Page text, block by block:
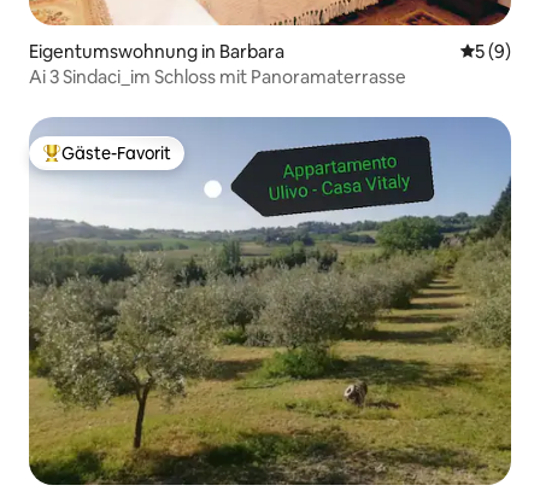
Eigentumswohnung in Barbara
5 (9)
Ai 3 Sindaci_im Schloss mit Panoramaterrasse
Beliebter Gäste-Favorit.
Gäste-Favorit